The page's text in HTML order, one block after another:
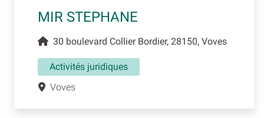
MIR STEPHANE
30 boulevard Collier Bordier, 28150, Voves
Activités juridiques
Voves